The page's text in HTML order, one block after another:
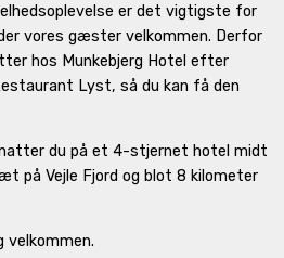
er det vigtigste for
vores gæster velkommen. Derfor
hos Munkebjerg Hotel efter
Lyst, så du kan få den
du på et 4-stjernet hotel midt
på Vejle Fjord og blot 8 kilometer
velkommen.